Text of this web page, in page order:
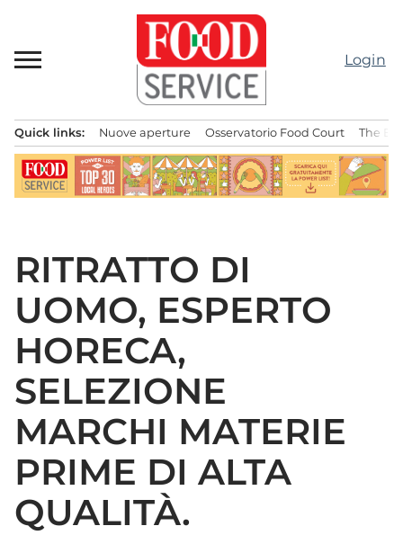
contenuto
Login
principale
Quick links: Nuove aperture Osservatorio Food Court The
RITRATTO DI
UOMO, ESPERTO
HORECA,
SELEZIONE
MARCHI MATERIE
PRIME DI ALTA
QUALITÀ.